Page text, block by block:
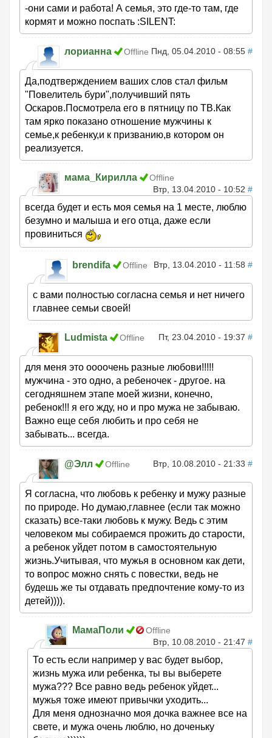
-они сами и работа! А семья, это где-то там, где
кормят и можно поспать :SILENT:
лорианна Offline Пнд, 05.04.2010 - 08:55 #
Да,подтверждением ваших слов стал фильм
"Повелитель бури",получивший пять
Оскаров.Посмотрела его в пятницу по ТВ.Как
там ярко показано отношение мужчины к
семье,к ребенку,и к призванию,в котором он
реализуется.
мама_Кирилла
Offline
Втр, 13.04.2010 - 10:52 #
всегда будет и есть моя семья на 1 месте, люблю
безумно и малыша и его отца, даже если
провиниться
brendifa Offline Втр, 13.04.2010 - 11:58 #
с вами полностью согласна семья и нет ничего
главнее семьи своей!
Ludmista Offline Пт, 23.04.2010 - 19:37 #
для меня это оооочень разные любови!!!!!
мужчина - это одно, а ребеночек - другое. на
сегодняшнем этапе моей жизни, конечно,
ребенок!!! я его жду, но и про мужа не забываю.
Важно еще себя любить и про себя не
забывать... всегда.
@Элл Offline Втр, 10.08.2010 - 21:33 #
Я согласна, что любовь к ребенку и мужу разные
по природе. Но думаю,главнее (если так можно
сказать) все-таки любовь к мужу. Ведь с этим
человеком мы собираемся прожить до старости,
а ребенок уйдет потом в самостоятельную
жизнь.Учитывая, что мужья в основном как дети,
то вопрос можно снять с повестки, ведь не
будешь же ты отдавать предпочтение кому-то из
детей)))).
МамаПоли
Offline
Втр, 10.08.2010 - 21:47 #
То есть если например у вас будет выбор,
жизнь мужа или ребенка, ты вы выберете
мужа??? Все равно ведь ребенок уйдет...
мужья тоже имеют привычки уходить...
Для меня однозначно моя дочка важнее все на
свете, и мужа очень люблю, но доченьку